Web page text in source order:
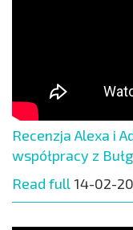
Recenzja Alexa i
współpracy z
Read full 14-02-